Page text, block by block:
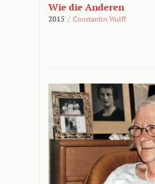
Wie die Anderen
2015 / Constantin Wulff